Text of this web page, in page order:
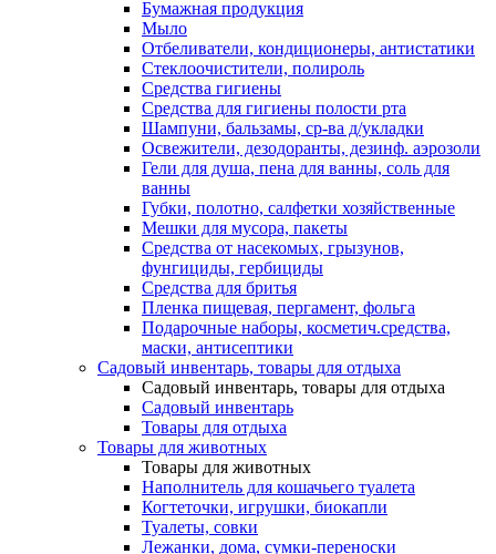
Бумажная продукция
Мыло
Отбеливатели, кондиционеры, антистатики
Стеклоочистители, полироль
Средства гигиены
Средства для гигиены полости рта
Шампуни, бальзамы, ср-ва д/укладки
Освежители, дезодоранты, дезинф. аэрозоли
Гели для душа, пена для ванны, соль для
ванны
Губки, полотно, салфетки хозяйственные
Мешки для мусора, пакеты
Средства от насекомых, грызунов,
фунгициды, гербициды
Средства для бритья
Пленка пищевая, пергамент, фольга
Подарочные наборы, косметич.средства,
маски, антисептики
Садовый инвентарь, товары для отдыха
Садовый инвентарь, товары для отдыха
Садовый инвентарь
Товары для отдыха
Товары для животных
Товары для животных
Наполнитель для кошачьего туалета
Когтеточки, игрушки, биокапли
Туалеты, совки
Лежанки, дома, сумки-переноски